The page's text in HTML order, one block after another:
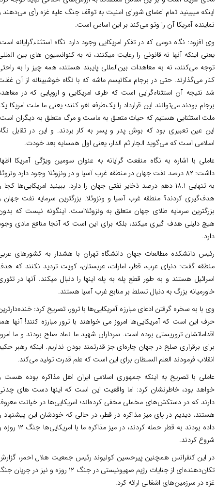
میبینید تمام اعضای شورای امنیت به توقف جنگ علیه غزه رأی می‌دهند و
آمریکا آن را وتو می‌کند بر این اساس است.
افزود: نگاه دومی که در تفکر امریکایی وجود دارد نگاه استثناءگرایانه است؛
اینکه آنها نه قانونی را رعایت میکنند، نه به کنوانسیون های بین المللی
می‌کنند، نه به معاهدات بین‌المللی پایبند هستند، همه چیز را به راحتی
می‌گذارند. حتی در برجام مکانیسم ماشه که با نگاه خوشبینانه از آن غفلت
نتیجه آن استثناءگرایی است که طرف امریکایی و اروپایی که در معاهده
بودند می‌توانند این قرارداد را یک‌طرفه لغو کنند؛ یعنی ما ملت امریکا یک
استثنایی هستیم که حیات متعلق به ماست و مرگ متعلق به دیگران است.
عین تعبیری بود که بوش پدر و پسر به کار بردند. و این در تقابل نگاه
است که می‌گوید الجار ثم الدار، یعنی اول همسایه بعد خودت.
با اشاره به نگاه منفعت گرایانه به عنوان سومین ویژگی آمریکا اظهار
داشت: ۸۲ درصد نفت جهان در منطقه غرب آسیا و در ونزوئلا وجود دارد ونزوئلا
به تنهایی ۱۸.۱ دهم درصد ذخایر نفتی جهان را دارد. ببینید امریکایی‌ها کجا را
کردند؟ منطقه غرب آسیا و ونزوئلا. بزرگترین سرمایه نفت جهان و
سرمایه طلای جهان متعلق به ونزوئلااست. اینگونه نیست که بدون
دلیلی هدف گیری میکند، بلکه برای این است که آنجا منافع مادی وجود
دانشکده مطالعات جهان دانشگاه تهران با هشدار به کشورهای عربی
گفت: دنیای عرب، قطر، امارات، عربستان، کویت تردید نکنند که هدف
هستند و به طور قطع پله به پله اینها را دنبال میکند. آنها در تئوری
بزرگ به دنبال تسلط بر منابع غرب آسیا هستند.
با به سخره گرفتن ادعای مبارزه آمریکایی‌ها با ترور، تصریح کرد: خنده‌دارترین
این است که آمریکایی‌ها امروز می خواهند با ترور مبارزه کنند! آنها همه
تروریستی بوده است. سرداران شهید ما نماد صلح بودند و ما امروز
برقراری صلح در جهان چاره‌ای جز قدرتمند بودن نداریم. اینکه رهبر حکیم
فرمودند العلم السلطان برای این است که علم قدرت تولید می‌کند.
با تصریح به اینکه جمهوری اسلامی ایران اهل مذاکره بوده هست و
بود، خاطرنشان کرد: اما واقعیت این است که اینها دست های چدنی
که در دستکش‌های مخملی مخفی کرده‌اند؛ امریکایی‌ها در خیانت معروف
دیدیم در پای میز مذاکره در قطر، در حالی که خودشان این پیشنهاد را
داده بودند به قطر حمله کردند، در میز مذاکره ما با امریکایی‌ها جنگ ۱۲ روزه را
کردند.
این کنفرانس همچنین پیرحسین کولیوند رئیس جمعیت هلال احمر، گزارش
تکان‌دهنده‌ای از جنایات رژیم صهیونیستی در جنگ ۱۲ روزه و نیز در جریان جنگ
در سرزمین‌های اشغالی ارائه کرد.